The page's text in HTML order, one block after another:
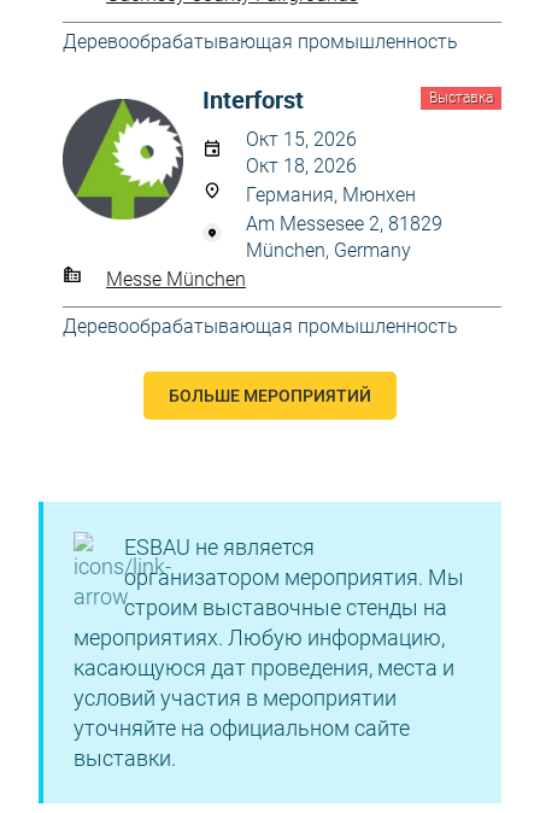
Деревообрабатывающая промышленность
Выставка
Interforst
Окт 15, 2026
Окт 18, 2026
Германия, Мюнхен
Am Messesee 2, 81829
München, Germany
Messe München
Деревообрабатывающая промышленность
БОЛЬШЕ МЕРОПРИЯТИЙ
ESBAU не является
организатором мероприятия. Мы
строим выставочные стенды на
мероприятиях. Любую информацию,
касающуюся дат проведения, места и
условий участия в мероприятии
уточняйте на официальном сайте
выставки.